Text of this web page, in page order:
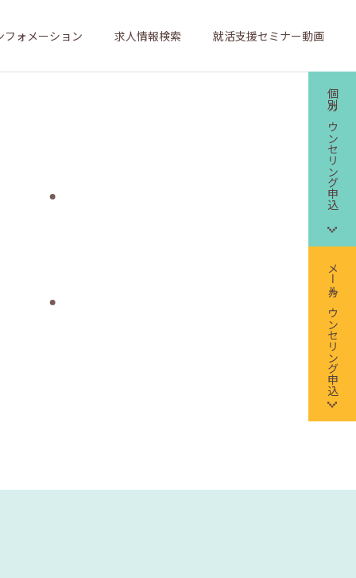
フォメーション 求人情報検索 就活支援セミナー動画
個別カウンセリング申込
メールカウンセリング申込